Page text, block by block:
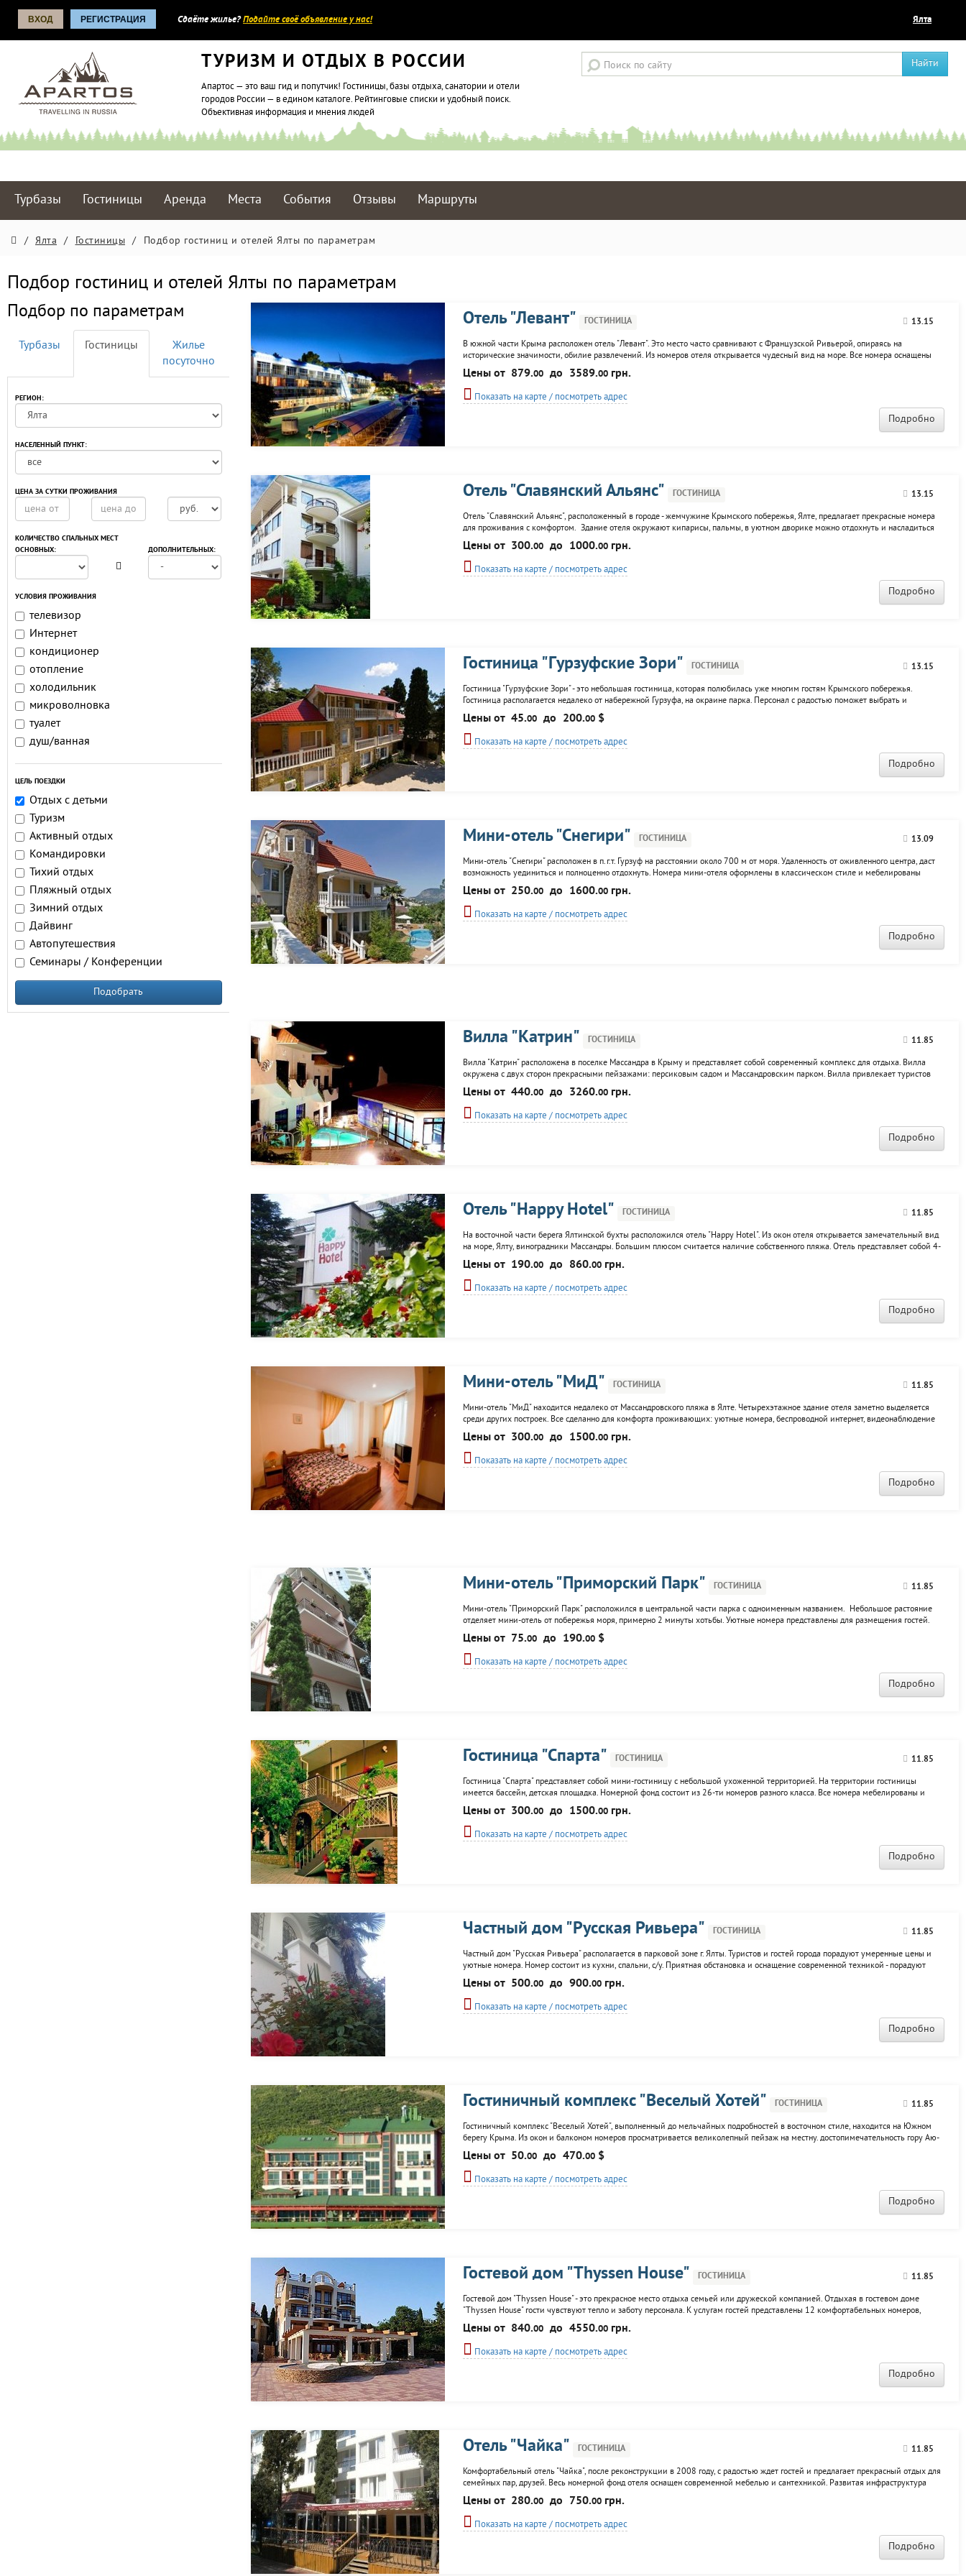
ВХОД РЕГИСТРАЦИЯ Сдаёте жилье?Подайте своё объявление у нас! Ялта
ТУРИЗМ И ОТДЫХ В РОССИИ
Апартос — это ваш гид и попутчик! Гостиницы, базы отдыха, санатории и отели
городов России — в едином каталоге. Рейтинговые списки и удобный поиск.
Объективная информация и мнения людей
Найти
Турбазы Гостиницы Аренда Места События Отзывы Маршруты
/ Ялта / Гостиницы / Подбор гостиниц и отелей Ялты по параметрам
Подбор гостиниц и отелей Ялты по параметрам
Подбор по параметрам
Турбазы Гостиницы
Жилье
посуточно
РЕГИОН:
НАСЕЛЕННЫЙ ПУНКТ:
ЦЕНА ЗА СУТКИ ПРОЖИВАНИЯ
КОЛИЧЕСТВО СПАЛЬНЫХ МЕСТ
ОСНОВНЫХ:
ДОПОЛНИТЕЛЬНЫХ:
УСЛОВИЯ ПРОЖИВАНИЯ
телевизор
Интернет
кондиционер
отопление
холодильник
микроволновка
туалет
душ/ванная
ЦЕЛЬ ПОЕЗДКИ
Отдых с детьми
Туризм
Активный отдых
Командировки
Тихий отдых
Пляжный отдых
Зимний отдых
Дайвинг
Автопутешествия
Семинары / Конференции
Подобрать
13.15
Отель "Левант" ГОСТИНИЦА
В южной части Крыма расположен отель "Левант". Это место часто сравнивают с Французской Ривьерой, опираясь на
исторические значимости, обилие развлечений. Из номеров отеля открывается чудесный вид на море. Все номера оснащены
системой индивидуального отопления и кондиционирования, что создает комфорт для гостя. К услугам отдыхающих: прокат
спортинвентаря, детский городок, услуги няни...
Цены от 879.00 до 3589.00грн.
Показать на карте / посмотреть адрес
Подробно
13.15
Отель "Славянский Альянс" ГОСТИНИЦА
Отель "Славянский Альянс", расположенный в городе - жемчужине Крымского побережья, Ялте, предлагает прекрасные номера
для проживания с комфортом. Здание отеля окружают кипарисы, пальмы, в уютном дворике можно отдохнуть и насладиться
спокойсвием и уединением. Прогулявшись, лишь пару минут, гости попадают на набережную Ялты, где множество кафе,
вечерами можно встретить художников и...
Цены от 300.00 до 1000.00грн.
Показать на карте / посмотреть адрес
Подробно
13.15
Гостиница "Гypзуфские Зoри" ГОСТИНИЦА
Гостиница "Гypзyфcкие Зopи" - это небольшая гостиница, которая полюбилась уже многим гостям Крымского побережья.
Гостиница располагается недалеко от набережной Гурзуфа, на окраине парка. Персонал с радостью поможет выбрать и
забронировать номер. На территории гостиницы находятся 4 здания, 3 из которых являются спальными корпусами, а 4 - это
корпус для сотрудников. Просторные и уютные...
Цены от 45.00 до 200.00$
Показать на карте / посмотреть адрес
Подробно
13.09
Мини-отель "Снегири" ГОСТИНИЦА
Мини-отель "Снегири" расположен в п.г.т. Гурзуф на расстоянии около 700 м от моря. Удаленность от оживленного центра, даст
возможность уединиться и полноценно отдохнуть. Номера мини-отеля оформлены в классическом стиле и мебелированы
современной техникой,оснащены необходимым для комфортного проживания: телевизор, WI-FI, паркетный пол. На территории
мини-отеля "Снегири"...
Цены от 250.00 до 1600.00грн.
Показать на карте / посмотреть адрес
Подробно
11.85
Вилла "Катрин" ГОСТИНИЦА
Вилла "Катрин" расположена в поселке Массандра в Крыму и представляет собой современный комплекс для отдыха. Вилла
окружена с двух сторон прекрасными пейзажами: персиковым садом и Массандровским парком. Вилла привлекает туристов
кроме всего этого своим местоположением: до побережья моря - 1,5 км, а до набережной Ялты - не больше 2-х км. Приехавшие
сюда отдыхать гости, могут...
Цены от 440.00 до 3260.00грн.
Показать на карте / посмотреть адрес
Подробно
11.85
Отель "Happy Hotel" ГОСТИНИЦА
На восточной части берега Ялтинской бухты расположился отель "Happy Hotel". Из окон отеля открывается замечательный вид
на море, Ялту, виноградники Массандры. Большим плюсом считается наличие собственного пляжа. Отель представляет собой 4-
х этажное здание, расположеное в окружени кедров, различных пород хвойных деревьев. К услугам гостей представлены
номера класса: эконом, комфорт и...
Цены от 190.00 до 860.00грн.
Показать на карте / посмотреть адрес
Подробно
11.85
Мини-отель "МиД" ГОСТИНИЦА
Мини-отель "МиД" находится недалеко от Массандровского пляжа в Ялте. Четырехэтажное здание отеля заметно выделяется
среди других построек. Все сделанно для комфорта проживающих: уютные номера, беспроводной интернет, видеонаблюдение
мини-отеля. Изумительный вид на море открывается с 4-го этажа, там же расположен солярий, шезлонги, камин. К услугам
гостей номера апартаменты, полулюкс. Все
Цены от 300.00 до 1500.00грн.
Показать на карте / посмотреть адрес
Подробно
11.85
Мини-отель "Приморский Парк" ГОСТИНИЦА
Мини-отель "Приморский Парк" расположился в центральной части парка с одноименным названием. Небольшое растояние
отделяет мини-отель от побережья моря, примерно 2 минуты хотьбы. Уютные номера представлены для размещения гостей.
Интрерьер номерного фонда выполнен в различных цветовых оттенках. В номерах имеется доступ к беспроводному интернету.
К услугам гостей: беседки для отдыха,
Цены от 75.00 до 190.00$
Показать на карте / посмотреть адрес
Подробно
11.85
Гостиница "Спарта" ГОСТИНИЦА
Гостиница "Спарта" представляет собой мини-гостиницу с небольшой ухоженной территорией. На территории гостиницы
имеется бассейн, детская площадка. Номерной фонд состоит из 26-ти номеров разного класса. Все номера мебелированы и
оснащены кондиционерами, ТВ, холодильниками, беспроводным интернетом. К услугам постояльцев: конференц-зал для
проведений семинаров, втреч, тренингов;...
Цены от 300.00 до 1500.00грн.
Показать на карте / посмотреть адрес
Подробно
11.85
Частный дом "Русская Ривьера" ГОСТИНИЦА
Частный дом "Русская Ривьера" располагается в парковой зоне г. Ялты. Туристов и гостей города порадуют умеренные цены и
уютные номера. Номер состоит из кухни, спальни, с/у. Приятная обстановка и оснащение современной техникой - порадуют
гостей. Постояльцы частного дома "Русская Ривьера" могут воспользоваться рядом услуг: бассейн, джакузи, турецкая баня,
тренажерный зал...
Цены от 500.00 до 900.00грн.
Показать на карте / посмотреть адрес
Подробно
11.85
Гостиничный комплекс "Веселый Хотей" ГОСТИНИЦА
Гостиничный комплекс "Веселый Хотей", выполненный до мельчайных подробностей в восточном стиле, находится на Южном
берегу Крыма. Из окон и балконом номеров просматривается великолепный пейзаж на местну. достопимечательность гору Аю-
Даг. Выбравших отдых в ГК "Веселый Хотей", приятна будет забота персонала, уютные номера по доступным ценам. К услугам
гостей: бассейн, ресторан...
Цены от 50.00 до 470.00$
Показать на карте / посмотреть адрес
Подробно
11.85
Гостевой дом "Thyssen Нouse" ГОСТИНИЦА
Гостевой дом "Thyssen House" - это прекрасное место отдыха семьей или дружеской компанией. Отдыхая в гостевом доме
"Thyssen House" гости чувствуют тепло и заботу персонала. К услугам гостей представлены 12 комфортабельных номеров,
дизайн каждого отличается друг от друга. В стоимость номеров включен завтрак. Из окон гостиницы открывается панорамный
вид на черное море, гору...
Цены от 840.00 до 4550.00грн.
Показать на карте / посмотреть адрес
Подробно
11.85
Отель "Чайка" ГОСТИНИЦА
Комфортабельный отель "Чайка", после реконструкции в 2008 году, с радостью ждет гостей и предлагает прекрасный отдых для
семейных пар, друзей. Весь номерной фонд отеля оснащен современной мебелью и сантехникой. Развитая инфраструктура
отеля дает приемуество перед другими гостиницами и отелями. К услугам посетителей отеля: интернет-кафе, кафе-пиццерия,
ресторан, бар, а для проведения...
Цены от 280.00 до 750.00грн.
Показать на карте / посмотреть адрес
Подробно